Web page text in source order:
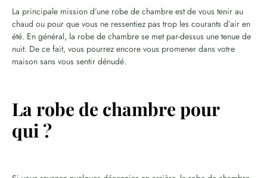
La principale mission d’une robe de chambre est de vous tenir au
chaud ou pour que vous ne ressentiez pas trop les courants d’air en
été. En général, la robe de chambre se met par-dessus une tenue de
nuit. De ce fait, vous pourrez encore vous promener dans votre
maison sans vous sentir dénudé.
La robe de chambre pour
qui ?